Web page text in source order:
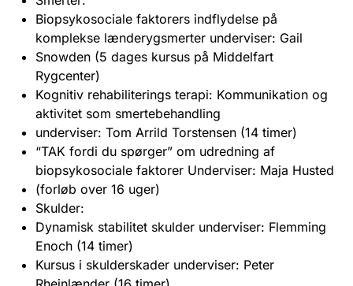
Biopsykosociale faktorers indflydelse på
komplekse lænderygsmerter underviser: Gail
Snowden (5 dages kursus på Middelfart
Rygcenter)
Kognitiv rehabiliterings terapi: Kommunikation og
aktivitet som smertebehandling
underviser: Tom Arrild Torstensen (14 timer)
“TAK fordi du spørger” om udredning af
biopsykosociale faktorer Underviser: Maja Husted
(forløb over 16 uger)
Skulder:
Dynamisk stabilitet skulder underviser: Flemming
Enoch (14 timer)
Kursus i skulderskader underviser: Peter